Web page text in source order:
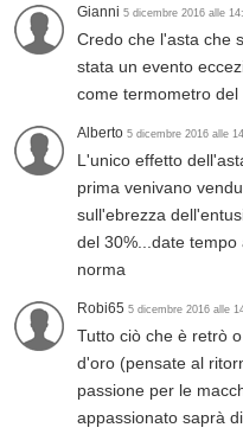
Gianni 5 dicembre 2016 alle
Credo che l'asta che
stata un evento
come termometro del
Alberto 5 dicembre 2016 alle
L'unico effetto
prima venivano
sull'ebrezza
del 30%...date
norma
Robi65 5 dicembre 2016 alle
Tutto ciò che è retrò
d'oro (pensate al
passione per le
appassionato saprà